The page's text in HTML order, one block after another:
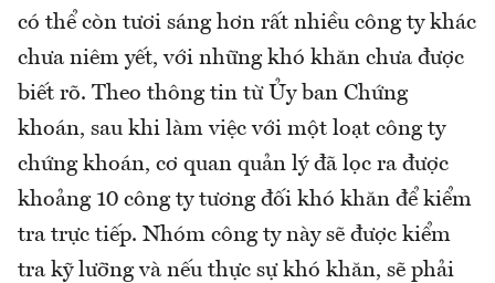
có thể còn tươi sáng hơn rất nhiều công ty khác
chưa niêm yết, với những khó khăn chưa được
biết rõ. Theo thông tin từ Ủy ban Chứng
khoán, sau khi làm việc với một loạt công ty
chứng khoán, cơ quan quản lý đã lọc ra được
khoảng 10 công ty tương đối khó khăn để kiểm
tra trực tiếp. Nhóm công ty này sẽ được kiểm
tra kỹ lưỡng và nếu thực sự khó khăn, sẽ phải